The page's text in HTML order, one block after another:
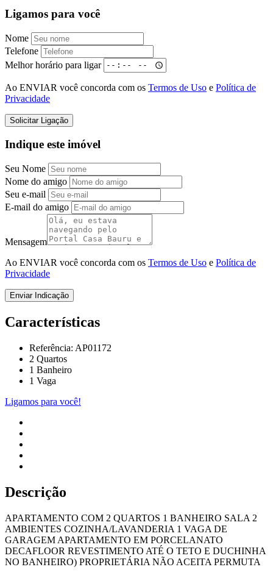
Ligamos para você
Nome
Telefone
Melhor horário para ligar
Ao ENVIAR você concorda com os Termos de Uso e Política de
Privacidade
Solicitar Ligação
Indique este imóvel
Seu Nome
Nome do amigo
Seu e-mail
E-mail do amigo
Mensagem
Ao ENVIAR você concorda com os Termos de Uso e Política de
Privacidade
Enviar Indicação
Características
Referência: AP01172
2 Quartos
1 Banheiro
1 Vaga
Ligamos para você!
Descrição
APARTAMENTO COM 2 QUARTOS 1 BANHEIRO SALA 2
AMBIENTES COZINHA/LAVANDERIA 1 VAGA DE
GARAGEM APARTAMENTO EM PORCELANATO
DECAFLOOR REVESTIMENTO ATÉ O TETO E DUCHINHA
NO BANHEIRO) PROPRIETÁRIA NÃO ACEITA PERMUTA